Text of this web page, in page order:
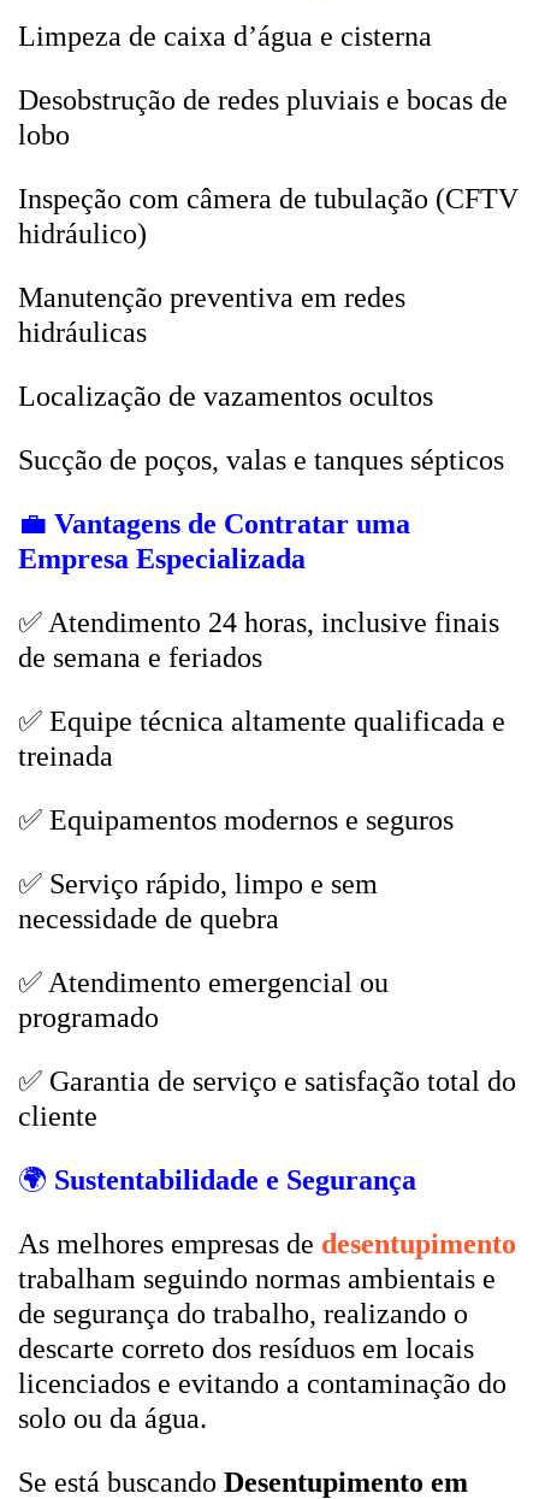
Limpeza de caixa d’água e cisterna
Desobstrução de redes pluviais e bocas de
lobo
Inspeção com câmera de tubulação (CFTV
hidráulico)
Manutenção preventiva em redes
hidráulicas
Localização de vazamentos ocultos
Sucção de poços, valas e tanques sépticos
💼 Vantagens de Contratar uma
Empresa Especializada
✅ Atendimento 24 horas, inclusive finais
de semana e feriados
✅ Equipe técnica altamente qualificada e
treinada
✅ Equipamentos modernos e seguros
✅ Serviço rápido, limpo e sem
necessidade de quebra
✅ Atendimento emergencial ou
programado
✅ Garantia de serviço e satisfação total do
cliente
🌍 Sustentabilidade e Segurança
As melhores empresas de desentupimento
trabalham seguindo normas ambientais e
de segurança do trabalho, realizando o
descarte correto dos resíduos em locais
licenciados e evitando a contaminação do
solo ou da água.
Se está buscando Desentupimento em